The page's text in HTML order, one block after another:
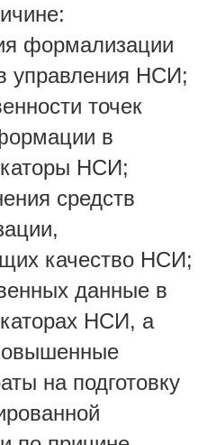
формализации
управления НСИ;
точек
в
НСИ;
средств
качество НСИ;
данные в
НСИ, а
на подготовку